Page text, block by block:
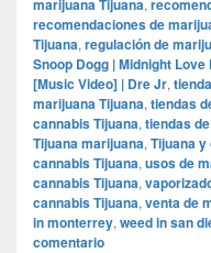
marijuana Tijuana,
recomendaciones de
Tijuana, regulación de
Snoop Dogg | Midnight
[Music Video] | Dre Jr,
marijuana Tijuana, tiendas
cannabis Tijuana, tiendas
Tijuana marijuana, Tijuana
cannabis Tijuana, usos de
cannabis Tijuana,
cannabis Tijuana, venta de
in monterrey, weed in san
comentario